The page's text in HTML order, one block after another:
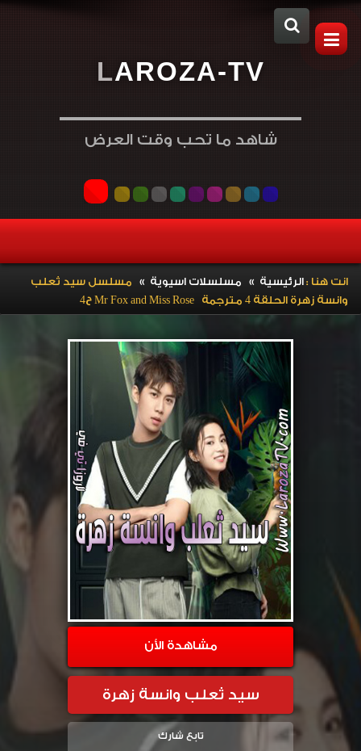
LAROZA-TV
شاهد ما تحب وقت العرض
انت هنا :الرئيسية » مسلسلات اسيوية » مسلسل سيد ثعلب
وانسة زهرة الحلقة 4 مترجمة Mr Fox and Miss Rose ح4
مشاهدة الأن
سيد ثعلب وانسة زهرة
تابع شارك